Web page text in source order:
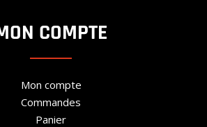
COMPTE
Mon compte
Commandes
Panier